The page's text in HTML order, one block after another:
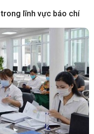
lĩnh vực báo chí